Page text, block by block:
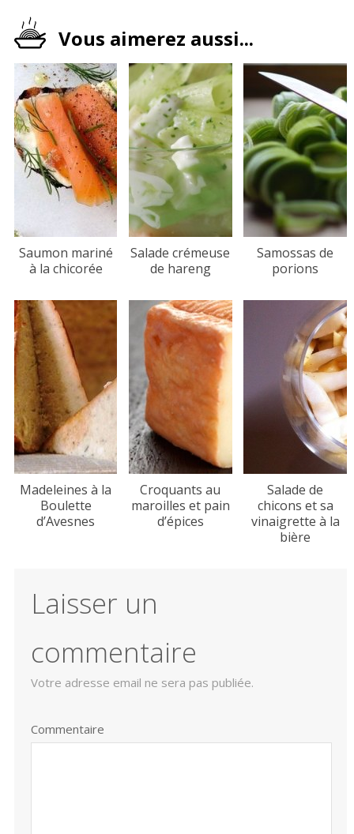
Vous aimerez aussi...
Saumon mariné
à la chicorée
Salade crémeuse
de hareng
Samossas de
porions
Madeleines à la
Boulette
d’Avesnes
Croquants au
maroilles et pain
d’épices
Salade de
chicons et sa
vinaigrette à la
bière
Laisser un
commentaire
Votre adresse email ne sera pas publiée.
Commentaire